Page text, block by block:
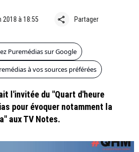
2018 à 18:55 share Partager
Puremédias sur Google
à vos sources préférées
l'invitée du "Quart d'heure
pour évoquer notamment la
aux TV Notes.